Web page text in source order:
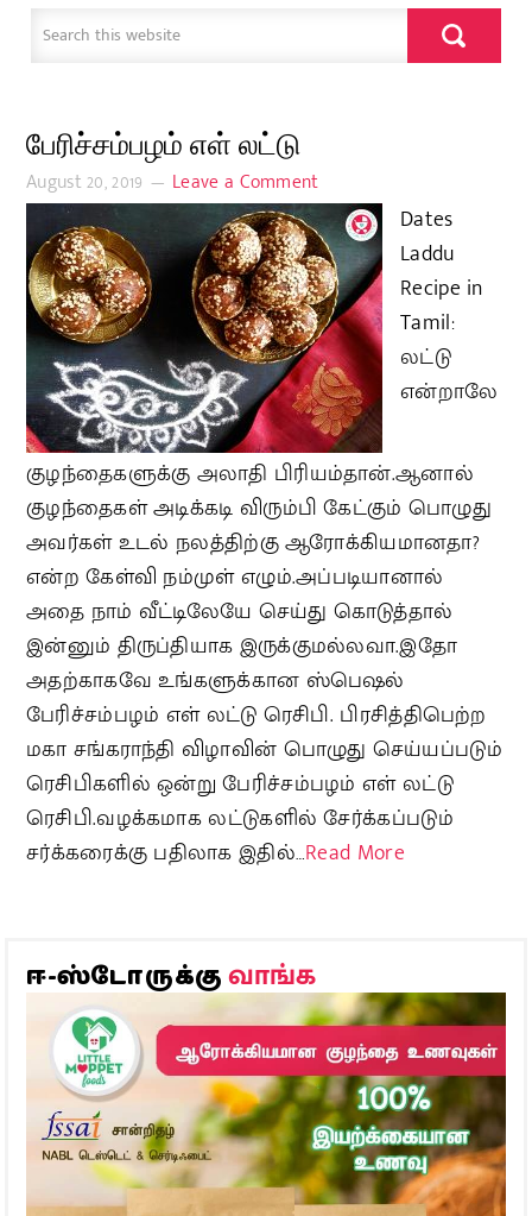
பேரிச்சம்பழம் எள் லட்டு
August 20, 2019 Leave a Comment
Dates
Laddu
Recipe in
Tamil:
லட்டு
என்றாலே
குழந்தைகளுக்கு அலாதி பிரியம்தான்.ஆனால்
குழந்தைகள் அடிக்கடி விரும்பி கேட்கும் பொழுது
அவர்கள் உடல் நலத்திற்கு ஆரோக்கியமானதா?
என்ற கேள்வி நம்முள் எழும்.அப்படியானால்
அதை நாம் வீட்டிலேயே செய்து கொடுத்தால்
இன்னும் திருப்தியாக இருக்குமல்லவா.இதோ
அதற்காகவே உங்களுக்கான ஸ்பெஷல்
பேரிச்சம்பழம் எள் லட்டு ரெசிபி. பிரசித்திபெற்ற
மகா சங்கராந்தி விழாவின் பொழுது செய்யப்படும்
ரெசிபிகளில் ஒன்று பேரிச்சம்பழம் எள் லட்டு
ரெசிபி.வழக்கமாக லட்டுகளில் சேர்க்கப்படும்
சர்க்கரைக்கு பதிலாக இதில்…Read More
ஈ-ஸ்டோருக்குவாங்க